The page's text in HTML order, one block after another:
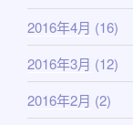
2016年4月 (16)
2016年3月 (12)
2016年2月 (2)